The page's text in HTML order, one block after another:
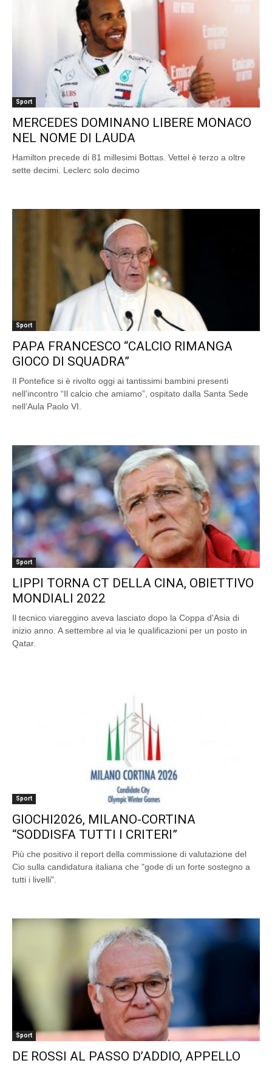
Sport
MERCEDES DOMINANO LIBERE MONACO
NEL NOME DI LAUDA
Hamilton precede di 81 millesimi Bottas. Vettel è terzo a oltre
sette decimi. Leclerc solo decimo
Sport
PAPA FRANCESCO “CALCIO RIMANGA
GIOCO DI SQUADRA”
Il Pontefice si è rivolto oggi ai tantissimi bambini presenti
nell’incontro “Il calcio che amiamo”, ospitato dalla Santa Sede
nell’Aula Paolo VI.
Sport
LIPPI TORNA CT DELLA CINA, OBIETTIVO
MONDIALI 2022
Il tecnico viareggino aveva lasciato dopo la Coppa d'Asia di
inizio anno. A settembre al via le qualificazioni per un posto in
Qatar.
Sport
GIOCHI2026, MILANO-CORTINA
“SODDISFA TUTTI I CRITERI”
Più che positivo il report della commissione di valutazione del
Cio sulla candidatura italiana che "gode di un forte sostegno a
tutti i livelli".
Sport
DE ROSSI AL PASSO D’ADDIO, APPELLO